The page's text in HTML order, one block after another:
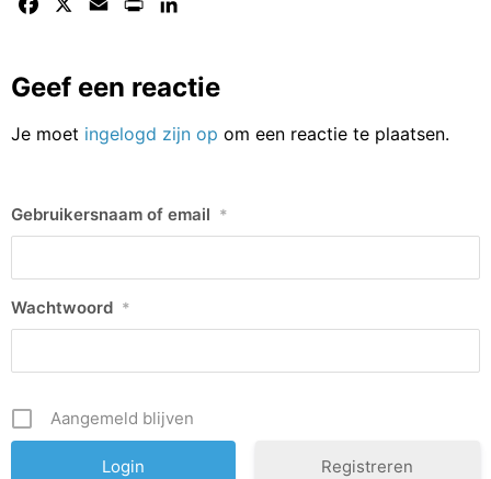
Facebook Email Print
Geef een reactie
Je moet ingelogd zijn op om een reactie te plaatsen.
Gebruikersnaam of email *
Wachtwoord *
Aangemeld blijven
Registreren